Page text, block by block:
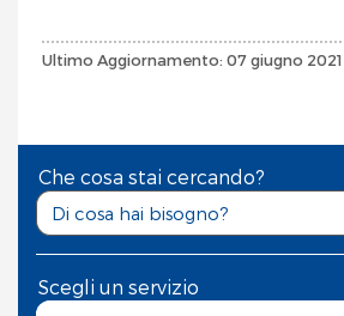
Ultimo Aggiornamento: 07 giugno 2021
Che cosa stai cercando?
Scegli un servizio